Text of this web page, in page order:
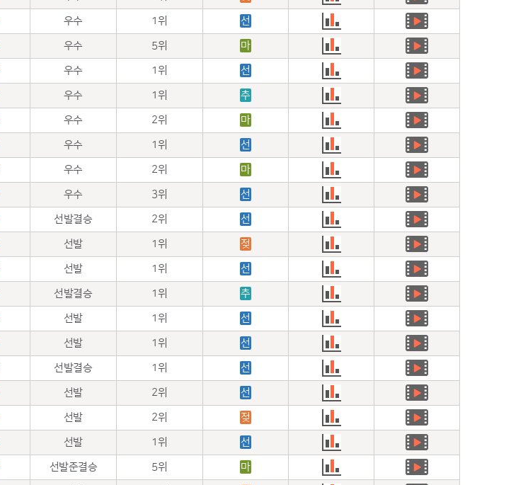
우수 1위 선
우수 5위 마
우수 1위 선
우수 1위 추
우수 2위 마
우수 1위 선
우수 2위 마
우수 3위 선
선발결승 2위 선
선발 1위 젖
선발 1위 선
선발결승 1위 추
선발 1위 선
선발 1위 선
선발결승 1위 선
선발 2위 선
선발 2위 젖
선발 1위 선
선발준결승 5위 마